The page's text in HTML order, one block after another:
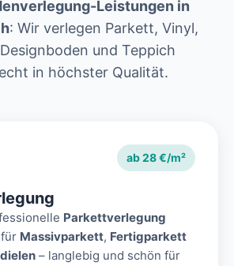
Leistungen in
: Wir verlegen Parkett, Vinyl,
und Teppich
in höchster Qualität.
ab 28 €/m²
Parkettverlegung
für Massivparkett, Fertigparkett
– langlebig und schön für